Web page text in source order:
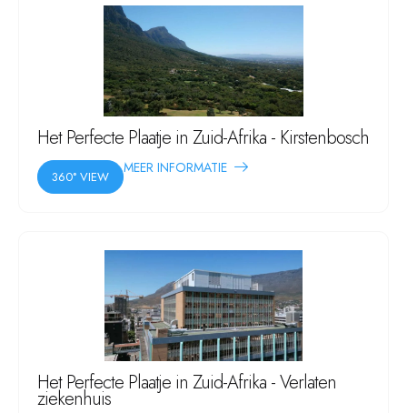
Het Perfecte Plaatje in Zuid-Afrika - Kirstenbosch
360° VIEW
MEER INFORMATIE
Het Perfecte Plaatje in Zuid-Afrika - Verlaten
ziekenhuis